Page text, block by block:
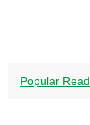
Popular